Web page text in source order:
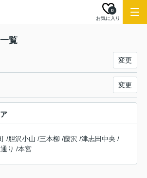
お気に入り
0
覧
変更
変更
/胆沢小山 /三本柳 /藤沢 /津志田中央 /
り /本宮